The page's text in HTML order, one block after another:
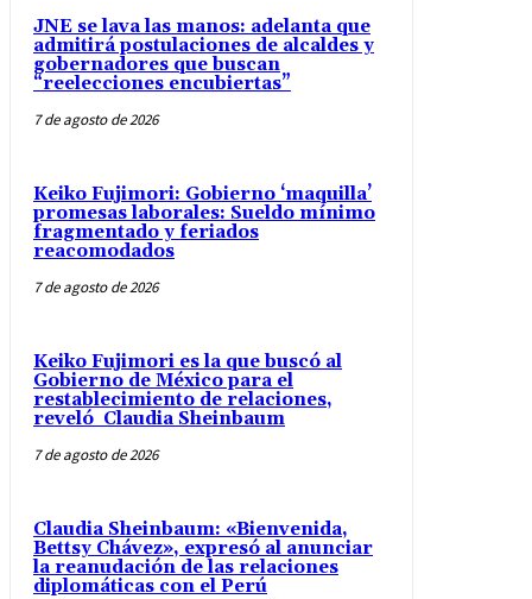
JNE se lava las manos: adelanta que
admitirá postulaciones de alcaldes y
gobernadores que buscan
“reelecciones encubiertas”
7 de agosto de 2026
Keiko Fujimori: Gobierno ‘maquilla’
promesas laborales: Sueldo mínimo
fragmentado y feriados
reacomodados
7 de agosto de 2026
Keiko Fujimori es la que buscó al
Gobierno de México para el
restablecimiento de relaciones,
reveló Claudia Sheinbaum
7 de agosto de 2026
Claudia Sheinbaum: «Bienvenida,
Bettsy Chávez», expresó al anunciar
la reanudación de las relaciones
diplomáticas con el Perú